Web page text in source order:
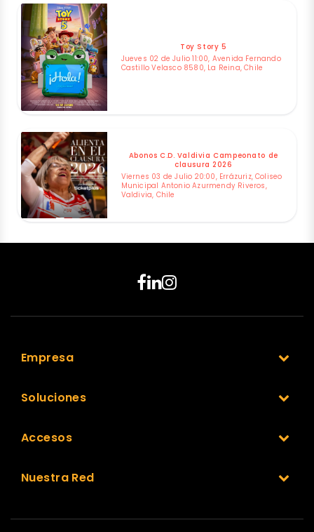
Toy Story 5
Jueves 02 de Julio 11:00, Avenida Fernando
Castillo Velasco 8580, La Reina, Chile
Abonos C.D. Valdivia Campeonato de
clausura 2026
Viernes 03 de Julio 20:00, Errázuriz, Coliseo
Municipal Antonio Azurmendy Riveros,
Valdivia, Chile
Empresa
Soluciones
Accesos
Nuestra Red